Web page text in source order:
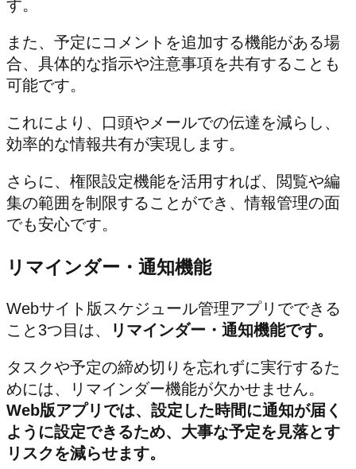
す。
また、予定にコメントを追加する機能がある場
合、具体的な指示や注意事項を共有することも
可能です。
これにより、口頭やメールでの伝達を減らし、
効率的な情報共有が実現します。
さらに、権限設定機能を活用すれば、閲覧や編
集の範囲を制限することができ、情報管理の面
でも安心です。
リマインダー・通知機能
Webサイト版スケジュール管理アプリでできる
こと3つ目は、
リマインダー・通知機能です。
タスクや予定の締め切りを忘れずに実行するた
めには、リマインダー機能が欠かせません。
Web版アプリでは、設定した時間に通知が届く
ように設定できるため、大事な予定を見落とす
リスクを減らせます。